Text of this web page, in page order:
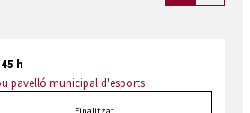
h
pavelló municipal d'esports